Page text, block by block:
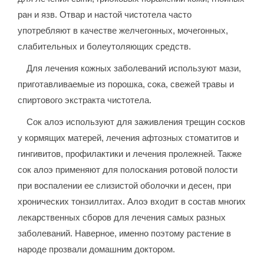
ран и язв. Отвар и настой чистотела часто
употребляют в качестве желчегонных, мочегонных,
слабительных и болеутоляющих средств.
Для лечения кожных заболеваний используют мази,
приготавливаемые из порошка, сока, свежей травы и
спиртового экстракта чистотела.
Сок алоэ используют для заживления трещин сосков
у кормящих матерей, лечения афтозных стоматитов и
гингивитов, профилактики и лечения пролежней. Также
сок алоэ применяют для полоскания ротовой полости
при воспалении ее слизистой оболочки и десен, при
хронических тонзиллитах. Алоэ входит в состав многих
лекарственных сборов для лечения самых разных
заболеваний. Наверное, именно поэтому растение в
народе прозвали домашним доктором.